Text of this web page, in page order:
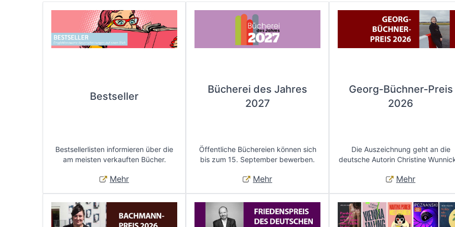
Bestseller
Bestsellerlisten informieren über die
am meisten verkauften Bücher.
Mehr
Bücherei des Jahres
2027
Öffentliche Büchereien können sich
bis zum 15. September bewerben.
Mehr
Georg-Büchner-Preis
2026
Die Auszeichnung geht an die
deutsche Autorin Christine
Mehr